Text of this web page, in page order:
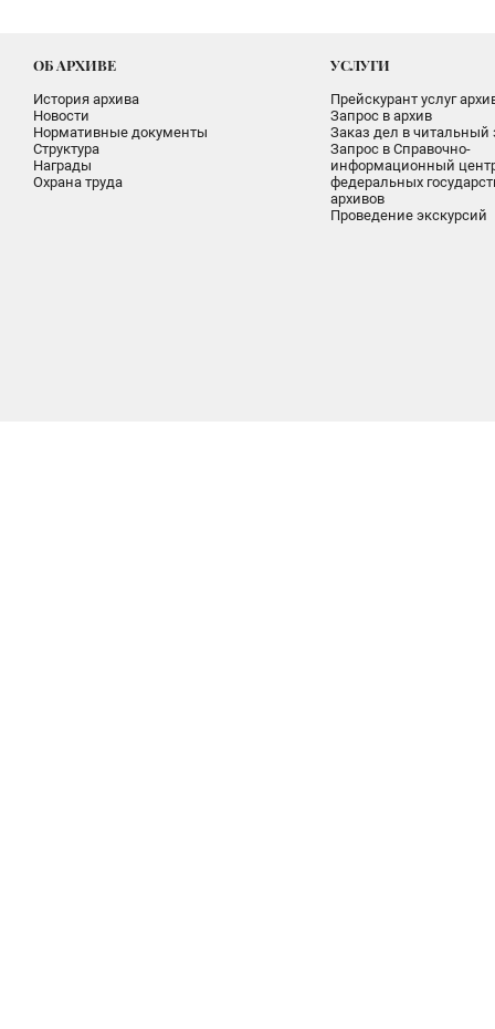
ОБ АРХИВЕ
История архива
Новости
Нормативные документы
Структура
Награды
Охрана труда
УСЛУГИ
Прейскурант услуг
Запрос в архив
Заказ дел в читальный
Запрос в Справочно-
информационный
федеральных
архивов
Проведение экскурсий